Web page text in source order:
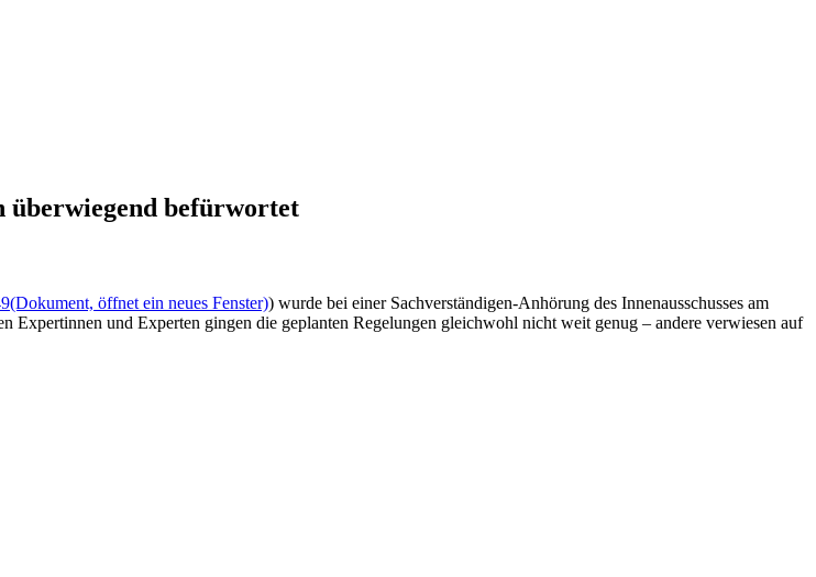
überwiegend befürwortet
(Dokument, öffnet ein neues Fenster)) wurde bei einer Sachverständigen-Anhörung des Innenausschusses am
und Experten gingen die geplanten Regelungen gleichwohl nicht weit genug – andere verwiesen auf